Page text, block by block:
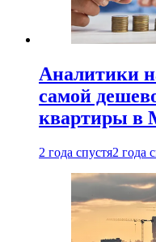
Аналитики
самой
квартиры в
2 года спустя2 года